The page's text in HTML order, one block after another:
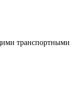
транспортными